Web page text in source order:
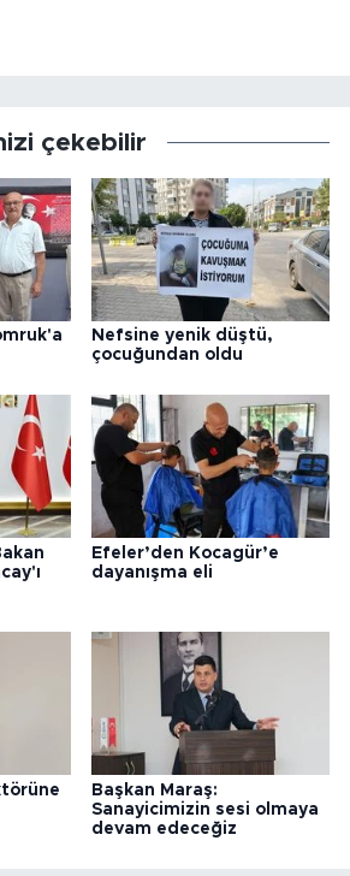
çekebilir
Nefsine yenik düştü,
çocuğundan oldu
Efeler’den Kocagür’e
dayanışma eli
Başkan Maraş:
Sanayicimizin sesi olmaya
devam edeceğiz